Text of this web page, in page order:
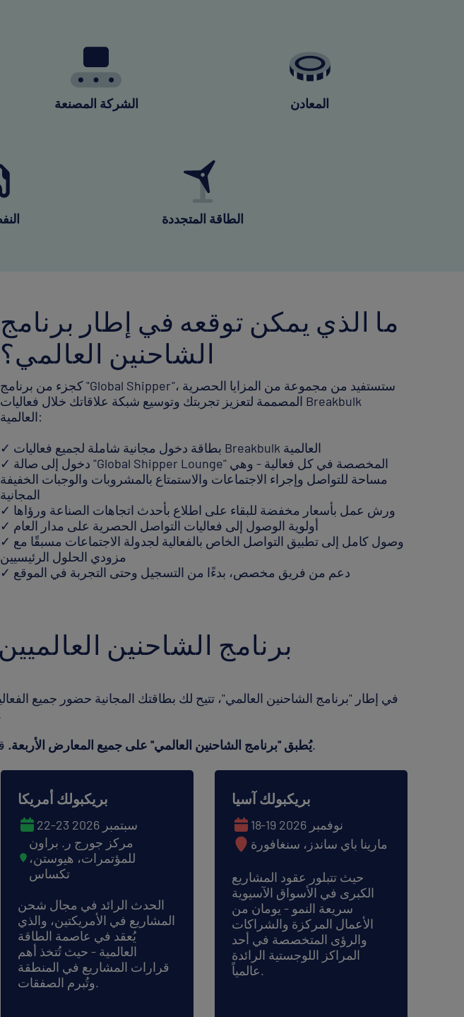
الشركة المصنعة المعادن
الطاقة المتجددة
ما الذي يمكن توقعه في إطار برنامج
الشاحنين العالمي؟
كجزء من برنامج "Global Shipper"، ستستفيد من مجموعة من المزايا الحصرية
المصممة لتعزيز تجربتك وتوسيع شبكة علاقاتك خلال فعاليات Breakbulk
العالمية:
✓ بطاقة دخول مجانية شاملة لجميع فعاليات Breakbulk العالمية
✓ دخول إلى صالة "Global Shipper Lounge" المخصصة في كل فعالية - وهي
مساحة للتواصل وإجراء الاجتماعات والاستمتاع بالمشروبات والوجبات الخفيفة
المجانية
✓ ورش عمل بأسعار مخفضة للبقاء على اطلاع بأحدث اتجاهات الصناعة ورؤاها
✓ أولوية الوصول إلى فعاليات التواصل الحصرية على مدار العام
✓ وصول كامل إلى تطبيق التواصل الخاص بالفعالية لجدولة الاجتماعات مسبقًا مع
مزودي الحلول الرئيسيين
✓ دعم من فريق مخصص، بدءًا من التسجيل وحتى التجربة في الموقع
برنامج الشاحنين
في إطار "برنامج الشاحنين العالمي"، تتيح لك بطاقتك المجانية حضور جميع
يُطبق "برنامج الشاحنين العالمي" على جميع المعارض الأربعة.قم بالتسجيل في كل فعالية على حدة للحصول على بطاقتك المجانية.
بريكبولك أمريكا
22-23 سبتمبر 2026
مركز جورج ر. براون
للمؤتمرات، هيوستن،
تكساس
الحدث الرائد في مجال شحن
المشاريع في الأمريكتين، والذي
يُعقد في عاصمة الطاقة
العالمية - حيث تُتخذ أهم
قرارات المشاريع في المنطقة
وتُبرم الصفقات.
بريكبولك آسيا
18-19 نوفمبر 2026
مارينا باي ساندز، سنغافورة
حيث تتبلور عقود المشاريع
الكبرى في الأسواق الآسيوية
سريعة النمو - يومان من
الأعمال المركزة والشراكات
والرؤى المتخصصة في أحد
المراكز اللوجستية الرائدة
عالمياً.